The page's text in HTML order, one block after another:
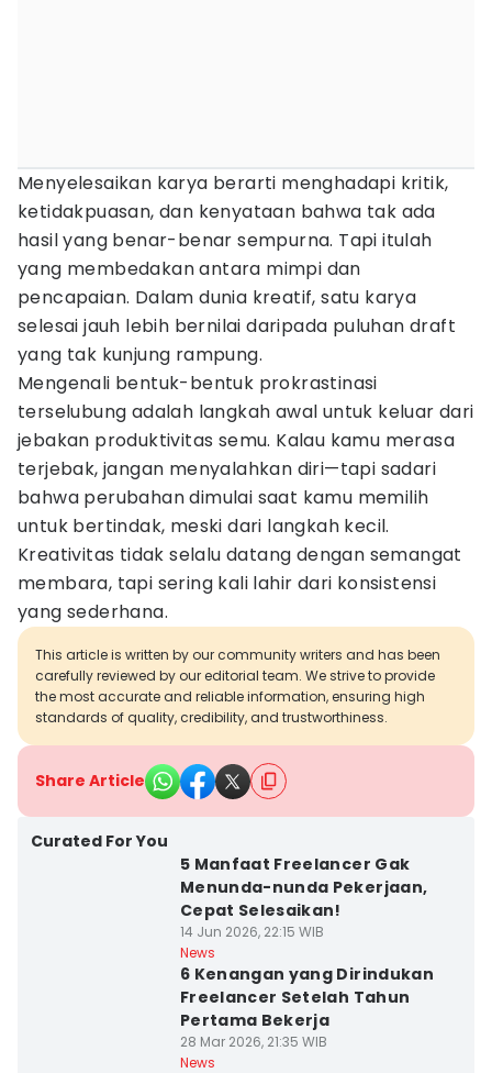
Menyelesaikan karya berarti menghadapi kritik,
ketidakpuasan, dan kenyataan bahwa tak ada
hasil yang benar-benar sempurna. Tapi itulah
yang membedakan antara mimpi dan
pencapaian. Dalam dunia kreatif, satu karya
selesai jauh lebih bernilai daripada puluhan draft
yang tak kunjung rampung.
Mengenali bentuk-bentuk prokrastinasi
terselubung adalah langkah awal untuk keluar dari
jebakan produktivitas semu. Kalau kamu merasa
terjebak, jangan menyalahkan diri—tapi sadari
bahwa perubahan dimulai saat kamu memilih
untuk bertindak, meski dari langkah kecil.
Kreativitas tidak selalu datang dengan semangat
membara, tapi sering kali lahir dari konsistensi
yang sederhana.
This article is written by our community writers and has been
carefully reviewed by our editorial team. We strive to provide
the most accurate and reliable information, ensuring high
standards of quality, credibility, and trustworthiness.
Share Article
Curated For You
5 Manfaat Freelancer Gak
Menunda-nunda Pekerjaan,
Cepat Selesaikan!
14 Jun 2026, 22:15 WIB
News
6 Kenangan yang Dirindukan
Freelancer Setelah Tahun
Pertama Bekerja
28 Mar 2026, 21:35 WIB
News